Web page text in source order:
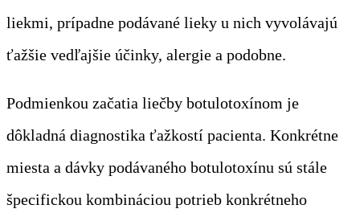
liekmi, prípadne podávané lieky u nich vyvolávajú
ťažšie vedľajšie účinky, alergie a podobne.
Podmienkou začatia liečby botulotoxínom je
dôkladná diagnostika ťažkostí pacienta. Konkrétne
miesta a dávky podávaného botulotoxínu sú stále
špecifickou kombináciou potrieb konkrétneho